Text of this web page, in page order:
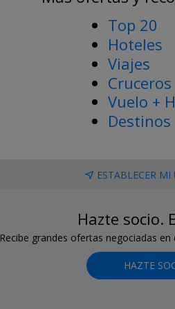
Top 20
Hoteles
Viajes
Cruceros
Vuelo +
Destinos
ESTABLECER
Hazte socio.
Recibe grandes ofertas negociadas
HAZTE